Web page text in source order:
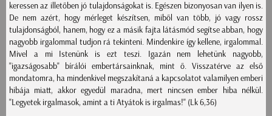
keressen az illetőben jó tulajdonságokat is. Egészen bizonyosan van ilyen is.
De nem azért, hogy mérleget készítsen, miből van több, jó vagy rossz
tulajdonságból, hanem, hogy ez a másik fajta látásmód segítse abban, hogy
nagyobb irgalommal tudjon rá tekinteni. Mindenkire így kellene, irgalommal.
Mivel a mi Istenünk is ezt teszi. Igazán nem lehetünk nagyobb,
"igazságosabb" bírálói embertársainknak, mint ő. Visszatérve az első
mondatomra, ha mindenkivel megszakítaná a kapcsolatot valamilyen emberi
hibája miatt, akkor egyedül maradna, mert nincsen ember hiba nélkül.
"Legyetek irgalmasok, amint a ti Atyátok is irgalmas!" (Lk 6,36)